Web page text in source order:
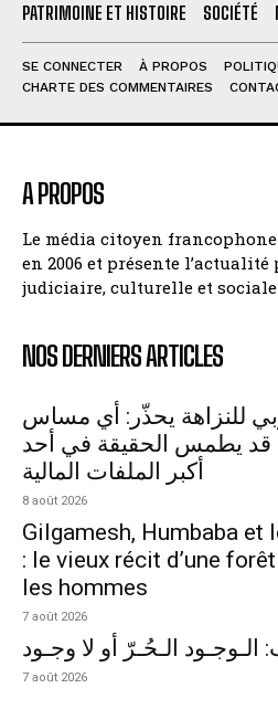
PATRIMOINE ET HISTOIRE
SOCIÉTÉ
SE CONNECTER À PROPOS
CHARTE DES COMMENTAIRES
A PROPOS
Le média citoyen
en 2006 et présente
judiciaire, culturelle et sociale
NOS DERNIERS ARTICLES
للنزاهة يحذّر: أي مساس
قد يطمس الحقيقة في أحد
أكبر الملفات المالية
8 août 2026
Gilgamesh, Humbaba et
: le vieux récit d’une
les hommes
7 août 2026
الـوجـود الـحُـرّ أو لا وجـود
7 août 2026